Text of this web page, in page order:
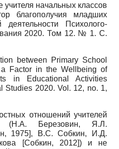
учителя начальных классов
благополучия младших
Психолого-
2020. Том 12. № 1. С.
between Primary School
Factor in the Wellbeing of
in Educational Activities
Studies 2020.Vol . 12, no. 1,
отношений учителей
(Н.А. Березовин, Я.Л.
1975], В.С. Собкин, И.Д.
[Собкин, 2012]) и не